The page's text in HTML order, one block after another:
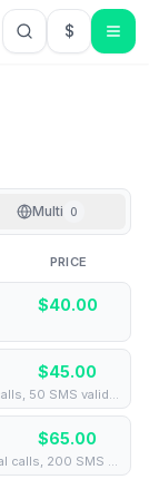
$USD US
Multi 0
PRICE
$40.00
$45.00
Cayman Islands travel eSIM | 5 GB, 50 mins of local calls, 50 SMS valid for 30 days
$65.00
Cayman Islands travel eSIM | 20 GB, 200 mins of local calls, 200 SMS valid for 30 days